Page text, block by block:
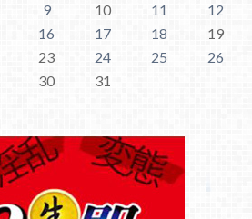
9 10 11
12
16 17 18
19
23 24 25
26
30
31